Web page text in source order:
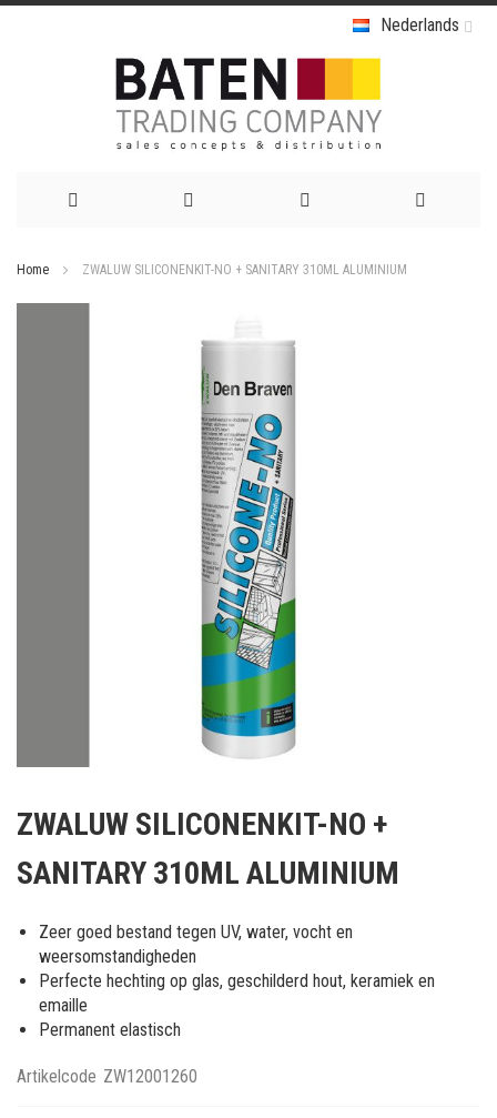
Nederlands
Home ZWALUW SILICONENKIT-NO + SANITARY 310ML ALUMINIUM
het
van
afbeeldingen-
gallerij
ZWALUW SILICONENKIT-NO +
SANITARY 310ML ALUMINIUM
Zeer goed bestand tegen UV, water, vocht en
weersomstandigheden
Perfecte hechting op glas, geschilderd hout, keramiek en
emaille
Permanent elastisch
Artikelcode ZW12001260